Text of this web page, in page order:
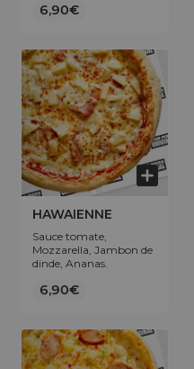
6,90€
HAWAIENNE
Sauce tomate,
Mozzarella, Jambon de
dinde, Ananas.
6,90€